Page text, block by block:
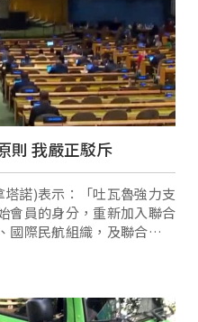
則 我嚴正駁斥
諾)表示：「吐瓦魯強力支
會員的身分，重新加入聯合
際民航組織，及聯合國氣
台言論再加